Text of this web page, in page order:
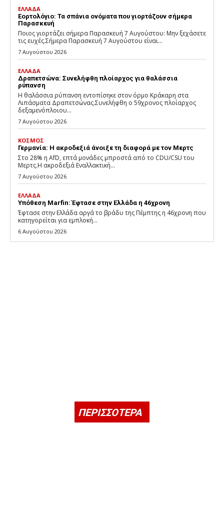
ΕΛΛΑΔΑ
Εορτολόγιο: Τα σπάνια ονόματα που γιορτάζουν σήμερα
Παρασκευή
Ποιος γιορτάζει σήμερα Παρασκευή 7 Αυγούστου: Μην ξεχάσετε
τις ευχές.Σήμερα Παρασκευή 7 Αυγούστου είναι...
7 Αυγούστου 2026
ΕΛΛΑΔΑ
Δραπετσώνα: Συνελήφθη πλοίαρχος για θαλάσσια
ρύπανση
Η θαλάσσια ρύπανση εντοπίσηκε στον όρμο Κράκαρη στα
Λιπάσματα Δραπετσώνας.Συνελήφθη ο 59χρονος πλοίαρχος
δεξαμενόπλοιου...
7 Αυγούστου 2026
ΚΟΣΜΟΣ
Γερμανία: Η ακροδεξιά άνοιξε τη διαφορά με τον Μερτς
Στο 28% η AfD, επτά μονάδες μπροστά από το CDU/CSU του
Μερτς.Η ακροδεξιά Εναλλακτική...
7 Αυγούστου 2026
ΕΛΛΑΔΑ
Υπόθεση Marfin: Έφτασε στην Ελλάδα η 46χρονη
Έφτασε στην Ελλάδα αργά το βράδυ της Πέμπτης η 46χρονη που
κατηγορείται για εμπλοκή...
6 Αυγούστου 2026
ΠΕΡΙΣΣΟΤΕΡΑ